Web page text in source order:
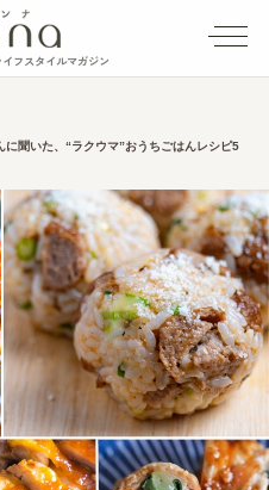
フスタイルマガジン
に聞いた、“ラクウマ”おうちごはんレシピ5